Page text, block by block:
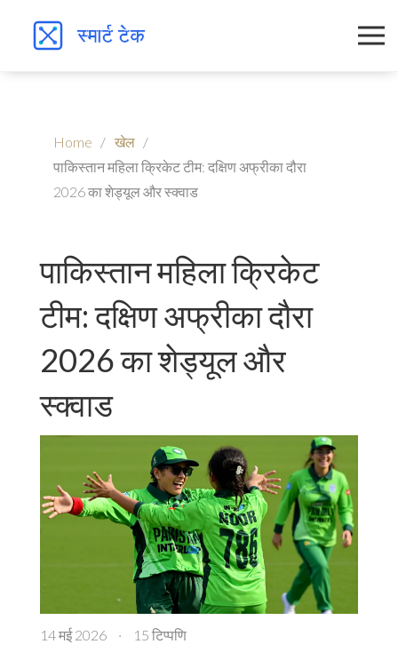
Home
खेल
पाकिस्तान महिला क्रिकेट टीम: दक्षिण अफ्रीका दौरा
2026 का शेड्यूल और स्क्वाड
पाकिस्तान महिला क्रिकेट
टीम: दक्षिण अफ्रीका दौरा
2026 का शेड्यूल और
स्क्वाड
14 मई 2026 · 15 टिप्पणि